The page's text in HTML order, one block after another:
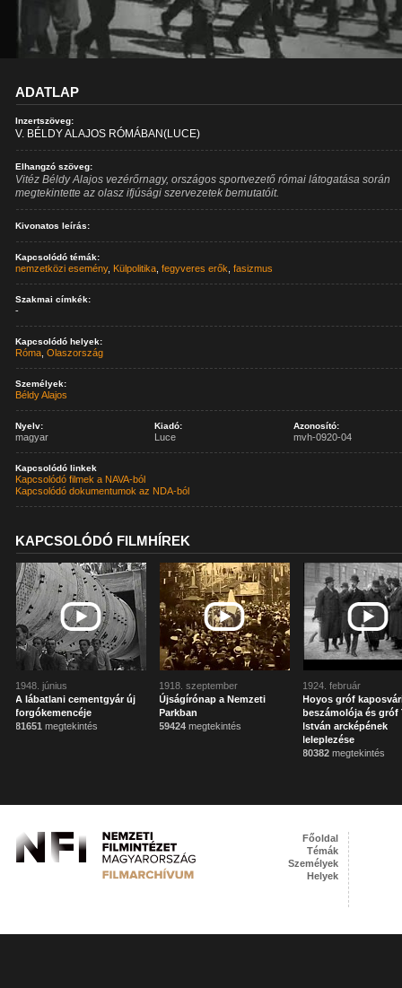
ADATLAP
Inzertszöveg:
V. BÉLDY ALAJOS RÓMÁBAN(LUCE)
Elhangzó szöveg:
Vitéz Béldy Alajos vezérőrnagy, országos sportvezető római látogatása során
megtekintette az olasz ifjúsági szervezetek bemutatóit.
Kivonatos leírás:
Kapcsolódó témák:
nemzetközi esemény, Külpolitika ,fegyveres erők ,fasizmus
Szakmai címkék:
-
Kapcsolódó helyek:
Róma ,Olaszország
Személyek:
Béldy Alajos
Nyelv:
magyar
Kiadó:
Luce
Azonosító:
mvh-0920-04
Kapcsolódó linkek
Kapcsolódó filmek a NAVA-ból
Kapcsolódó dokumentumok az NDA-ból
KAPCSOLÓDÓ FILMHÍREK
1948. június
A lábatlani cementgyár új
forgókemencéje
81651 megtekintés
1918. szeptember
Újságírónap a Nemzeti
Parkban
59424 megtekintés
1924. február
Hoyos gróf
beszámolója és gróf
István arcképének
leleplezése
80382 megtekintés
Főoldal
Témák
Személyek
Helyek